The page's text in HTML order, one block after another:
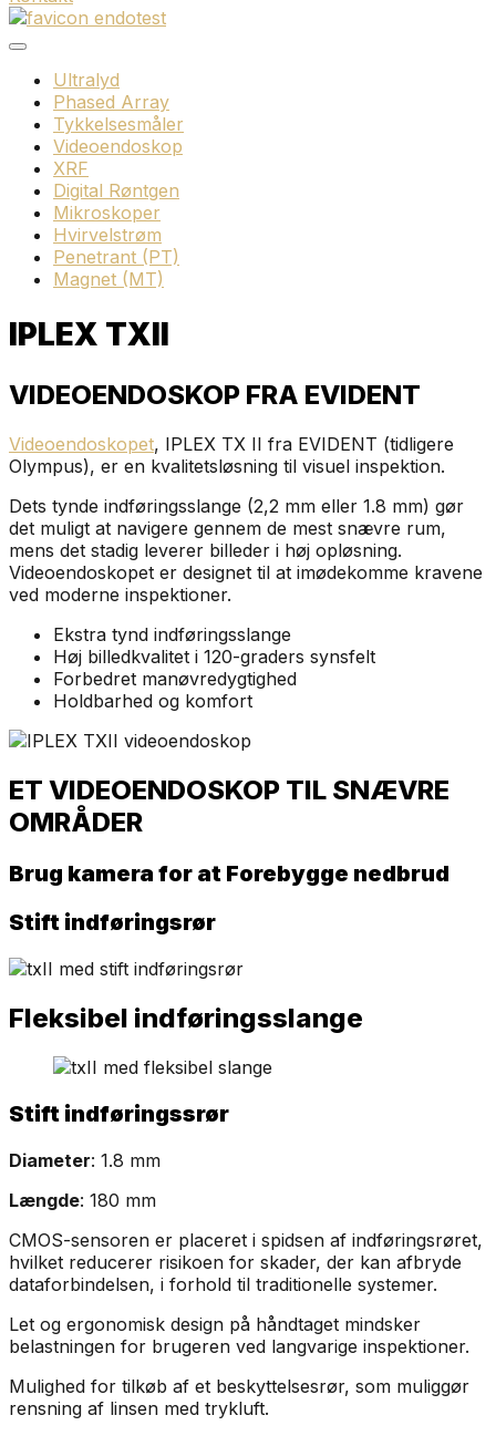
Ultralyd
Phased Array
Tykkelsesmåler
Videoendoskop
XRF
Digital Røntgen
Mikroskoper
Hvirvelstrøm
Penetrant (PT)
Magnet (MT)
IPLEX TXII
VIDEOENDOSKOP FRA EVIDENT
Videoendoskopet, IPLEX TX II fra EVIDENT (tidligere
Olympus), er en kvalitetsløsning til visuel inspektion.
Dets tynde indføringsslange (2,2 mm eller 1.8 mm) gør
det muligt at navigere gennem de mest snævre rum,
mens det stadig leverer billeder i høj opløsning.
Videoendoskopet er designet til at imødekomme kravene
ved moderne inspektioner.
Ekstra tynd indføringsslange
Høj billedkvalitet i 120-graders synsfelt
Forbedret manøvredygtighed
Holdbarhed og komfort
ET VIDEOENDOSKOP TIL SNÆVRE
OMRÅDER
Brug kamera for at Forebygge nedbrud
Stift indføringsrør
Fleksibel indføringsslange
Stift indføringssrør
Diameter: 1.8 mm
Længde: 180 mm
CMOS-sensoren er placeret i spidsen af indføringsrøret,
hvilket reducerer risikoen for skader, der kan afbryde
dataforbindelsen, i forhold til traditionelle systemer.
Let og ergonomisk design på håndtaget mindsker
belastningen for brugeren ved langvarige inspektioner.
Mulighed for tilkøb af et beskyttelsesrør, som muliggør
rensning af linsen med trykluft.